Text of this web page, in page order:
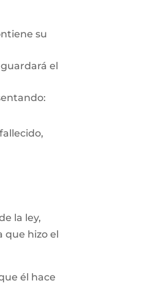
su
el
la ley,
que hizo el
él hace